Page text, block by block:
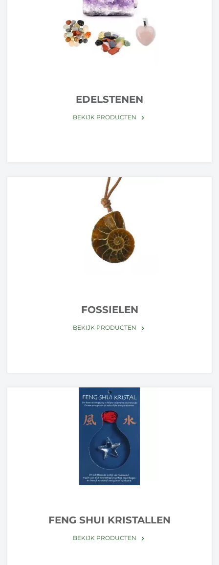
EDELSTENEN
BEKIJK PRODUCTEN keyboard_arrow_right
FOSSIELEN
BEKIJK PRODUCTEN keyboard_arrow_right
FENG SHUI KRISTALLEN
BEKIJK PRODUCTEN keyboard_arrow_right